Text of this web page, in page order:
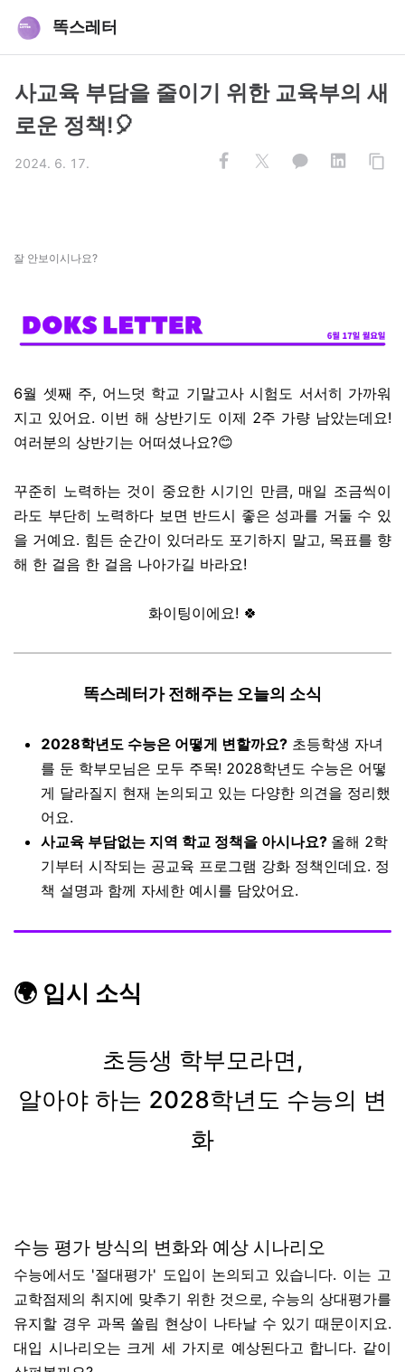
똑스레터
사교육 부담을 줄이기 위한 교육부의 새
로운 정책!🎈
2024. 6. 17.
잘 안보이시나요?
6월 셋째 주, 어느덧 학교 기말고사 시험도 서서히 가까워
지고 있어요. 이번 해 상반기도 이제 2주 가량 남았는데요!
여러분의 상반기는 어떠셨나요?😊
꾸준히 노력하는 것이 중요한 시기인 만큼, 매일 조금씩이
라도 부단히 노력하다 보면 반드시 좋은 성과를 거둘 수 있
을 거예요. 힘든 순간이 있더라도 포기하지 말고, 목표를 향
해 한 걸음 한 걸음 나아가길 바라요!
화이팅이에요! 🍀
똑스레터가 전해주는 오늘의 소식
2028학년도 수능은 어떻게 변할까요? 초등학생 자녀
를 둔 학부모님은 모두 주목! 2028학년도 수능은 어떻
게 달라질지 현재 논의되고 있는 다양한 의견을 정리했
어요.
사교육 부담없는 지역 학교 정책을 아시나요? 올해 2학
기부터 시작되는 공교육 프로그램 강화 정책인데요. 정
책 설명과 함께 자세한 예시를 담았어요.
🌍 입시 소식
초등생 학부모라면,
알아야 하는 2028학년도 수능의 변
화
수능 평가 방식의 변화와 예상 시나리오
수능에서도 '절대평가' 도입이 논의되고 있습니다. 이는 고
교학점제의 취지에 맞추기 위한 것으로, 수능의 상대평가를
유지할 경우 과목 쏠림 현상이 나타날 수 있기 때문이지요.
대입 시나리오는 크게 세 가지로 예상된다고 합니다. 같이